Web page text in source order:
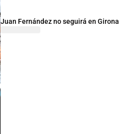
Juan Fernández no seguirá en Girona